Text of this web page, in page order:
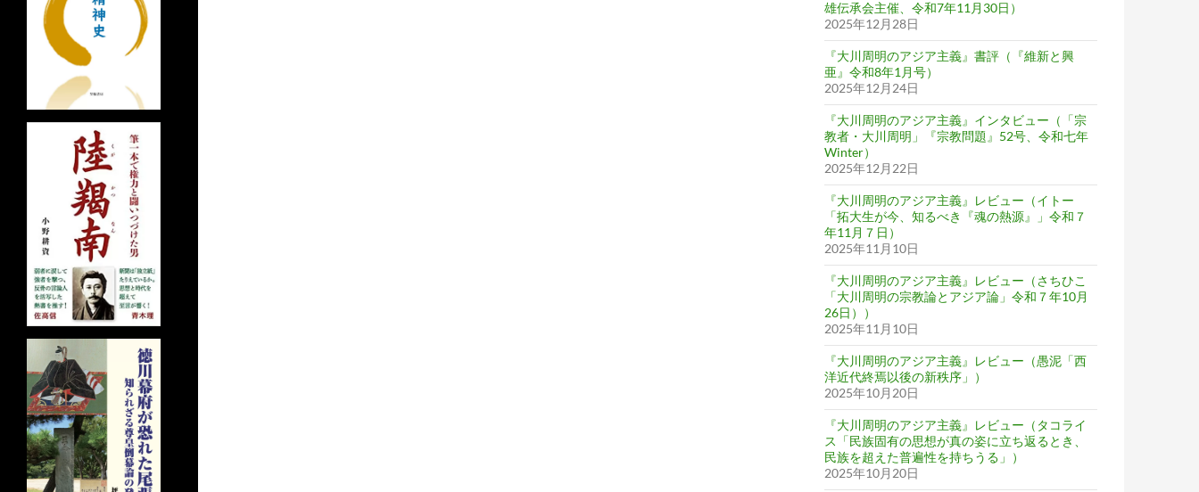
雄伝承会主催、令和7年11月30日）
2025年12月28日
『大川周明のアジア主義』書評（『維新と興
亜』令和8年1月号）
2025年12月24日
『大川周明のアジア主義』インタビュー（「宗
教者・大川周明」『宗教問題』52号、令和七年
Winter）
2025年12月22日
『大川周明のアジア主義』レビュー（イトー
「拓大生が今、知るべき『魂の熱源』」令和７
年11月７日）
2025年11月10日
『大川周明のアジア主義』レビュー（さちひこ
「大川周明の宗教論とアジア論」令和７年10月
26日））
2025年11月10日
『大川周明のアジア主義』レビュー（愚泥「西
洋近代終焉以後の新秩序」）
2025年10月20日
『大川周明のアジア主義』レビュー（タコライ
ス「民族固有の思想が真の姿に立ち返るとき、
民族を超えた普遍性を持ちうる」）
2025年10月20日